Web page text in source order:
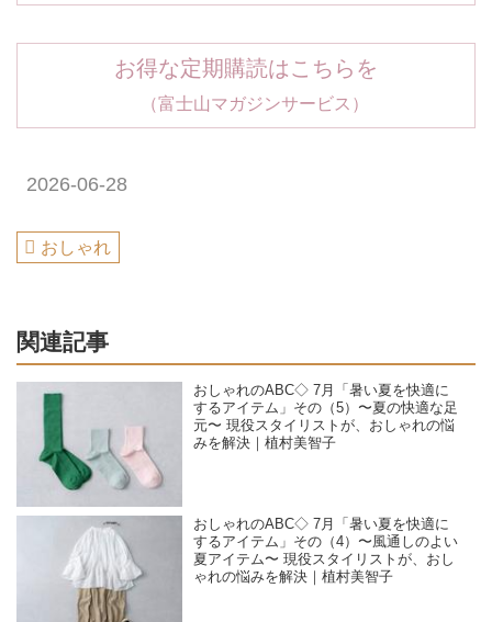
お得な定期購読はこちらを
（富士山マガジンサービス）
2026-06-28
おしゃれ
関連記事
おしゃれのABC◇ 7月「暑い夏を快適に
するアイテム」その（5）〜夏の快適な足
元〜 現役スタイリストが、おしゃれの悩
みを解決｜植村美智子
おしゃれのABC◇ 7月「暑い夏を快適に
するアイテム」その（4）〜風通しのよい
夏アイテム〜 現役スタイリストが、おし
ゃれの悩みを解決｜植村美智子